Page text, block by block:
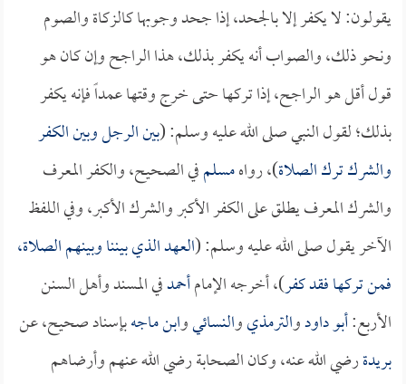
يقولون: لا يكفر إلا بالجحد، إذا جحد وجوبها كالزكاة والصوم
ونحو ذلك، والصواب أنه يكفر بذلك، هذا الراجح وإن كان هو
قول أقل هو الراجح، إذا تركها حتى خرج وقتها عمداً فإنه يكفر
بذلك؛ لقول النبي صلى الله عليه وسلم: (بين الرجل وبين الكفر
والشرك ترك الصلاة)، رواهمسلمفي الصحيح، والكفر المعرف
والشرك المعرف يطلق على الكفر الأكبر والشرك الأكبر، وفي اللفظ
الآخر يقول صلى الله عليه وسلم: (العهد الذي بيننا وبينهم الصلاة،
فمن تركها فقد كفر)، أخرجه الإمامأحمدفي المسند وأهل السنن
الأربع:أبو داودوالترمذيوالنسائيوابن ماجهبإسناد صحيح، عن
بريدةرضي الله عنه، وكان الصحابة رضي الله عنهم وأرضاهم